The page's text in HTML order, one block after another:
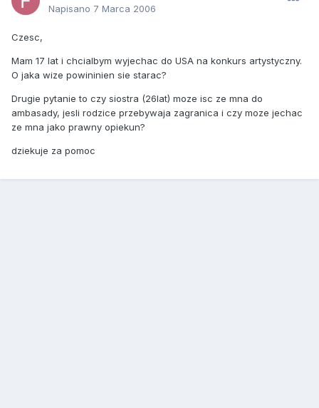
Napisano 7 Marca 2006
Czesc,
Mam 17 lat i chcialbym wyjechac do USA na konkurs artystyczny.
O jaka wize powininien sie starac?
Drugie pytanie to czy siostra (26lat) moze isc ze mna do
ambasady, jesli rodzice przebywaja zagranica i czy moze jechac
ze mna jako prawny opiekun?
dziekuje za pomoc